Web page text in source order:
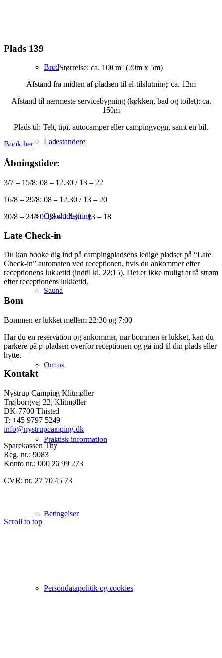
Brød
Ladestandere
Cykeludlejning
Sauna
Om os
Praktisk information
Betingelser
Persondatapolitik og cookies
Plads 139
Størrelse: ca. 100 m² (20m x 5m)
Afstand fra midten af pladsen til el-tilslutning: ca. 12m
Afstand til nærmeste servicebygning (køkken, bad og toilet): ca.
150m
Plads til: Telt, tipi, autocamper eller campingvogn, samt en bil.
Book her
Åbningstider:
3/7 – 15/8: 08 – 12.30 / 13 – 22
16/8 – 29/8: 08 – 12.30 / 13 – 20
30/8 – 24/10: 08 – 12.30 / 13 – 18
Late Check-in
Du kan booke dig ind på campingpladsens ledige pladser på “Late
Check-in” automaten ved receptionen, hvis du ankommer efter
receptionens lukketid (indtil kl. 22:15). Det er ikke muligt at få strøm
efter receptionens lukketid.
Bom
Bommen er lukket mellem 22:30 og 7:00
Har du en reservation og ankommer, når bommen er lukket, kan du
parkere på p-pladsen overfor receptionen og gå ind til din plads eller
hytte.
Kontakt
Nystrup Camping Klitmøller
Trøjborgvej 22, Klitmøller
DK-7700 Thisted
T: +45 9797 5249
info@nystrupcamping.dk
Sparekassen Thy
Reg. nr.: 9083
Konto nr.: 000 26 99 273
CVR: nr. 27 70 45 73
Scroll to top